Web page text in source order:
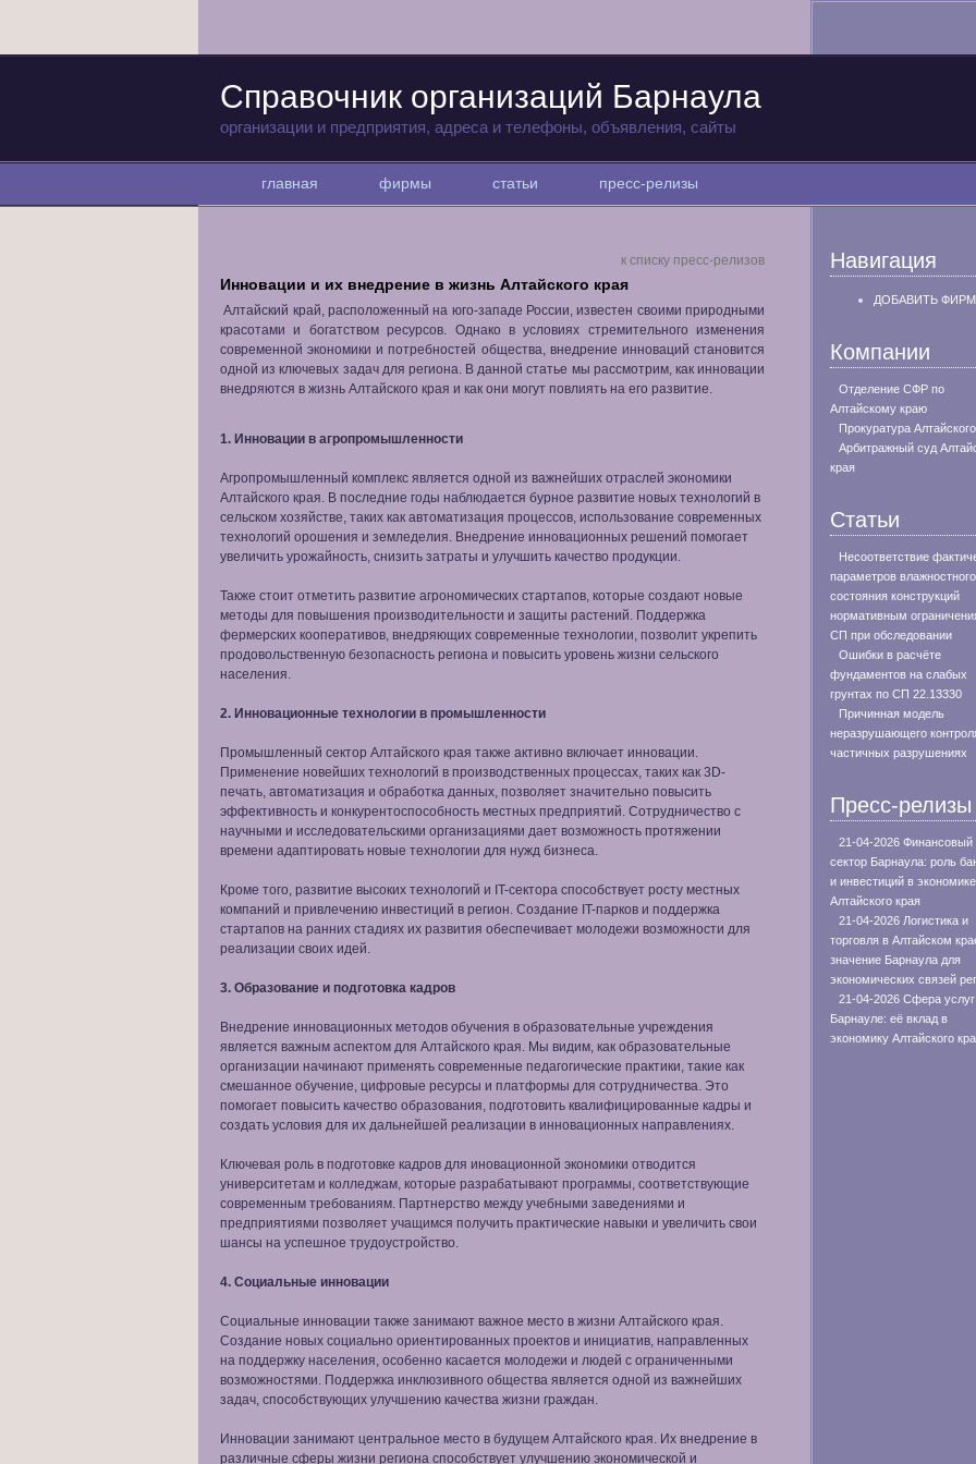
Справочник организаций Барнаула
организации и предприятия, адреса и телефоны, объявления, сайты
главная фирмы статьи пресс-релизы
к списку пресс-релизов
Инновации и их внедрение в жизнь Алтайского края
Алтайский край, расположенный на юго-западе России, известен своими природными
красотами и богатством ресурсов. Однако в условиях стремительного изменения
современной экономики и потребностей общества, внедрение инноваций становится
одной из ключевых задач для региона. В данной статье мы рассмотрим, как инновации
внедряются в жизнь Алтайского края и как они могут повлиять на его развитие.
1. Инновации в агропромышленности
Агропромышленный комплекс является одной из важнейших отраслей экономики
Алтайского края. В последние годы наблюдается бурное развитие новых технологий в
сельском хозяйстве, таких как автоматизация процессов, использование современных
технологий орошения и земледелия. Внедрение инновационных решений помогает
увеличить урожайность, снизить затраты и улучшить качество продукции.
Также стоит отметить развитие агрономических стартапов, которые создают новые
методы для повышения производительности и защиты растений. Поддержка
фермерских кооперативов, внедряющих современные технологии, позволит укрепить
продовольственную безопасность региона и повысить уровень жизни сельского
населения.
2. Инновационные технологии в промышленности
Промышленный сектор Алтайского края также активно включает инновации.
Применение новейших технологий в производственных процессах, таких как 3D-
печать, автоматизация и обработка данных, позволяет значительно повысить
эффективность и конкурентоспособность местных предприятий. Сотрудничество с
научными и исследовательскими организациями дает возможность протяжении
времени адаптировать новые технологии для нужд бизнеса.
Кроме того, развитие высоких технологий и IT-сектора способствует росту местных
компаний и привлечению инвестиций в регион. Создание IT-парков и поддержка
стартапов на ранних стадиях их развития обеспечивает молодежи возможности для
реализации своих идей.
3. Образование и подготовка кадров
Внедрение инновационных методов обучения в образовательные учреждения
является важным аспектом для Алтайского края. Мы видим, как образовательные
организации начинают применять современные педагогические практики, такие как
смешанное обучение, цифровые ресурсы и платформы для сотрудничества. Это
помогает повысить качество образования, подготовить квалифицированные кадры и
создать условия для их дальнейшей реализации в инновационных направлениях.
Ключевая роль в подготовке кадров для иновационной экономики отводится
университетам и колледжам, которые разрабатывают программы, соответствующие
современным требованиям. Партнерство между учебными заведениями и
предприятиями позволяет учащимся получить практические навыки и увеличить свои
шансы на успешное трудоустройство.
4. Социальные инновации
Социальные инновации также занимают важное место в жизни Алтайского края.
Создание новых социально ориентированных проектов и инициатив, направленных
на поддержку населения, особенно касается молодежи и людей с ограниченными
возможностями. Поддержка инклюзивного общества является одной из важнейших
задач, способствующих улучшению качества жизни граждан.
Инновации занимают центральное место в будущем Алтайского края. Их внедрение в
различные сферы жизни региона способствует улучшению экономической и
Навигация
ДОБАВИТЬ
Компании
Отделение СФР по
Алтайскому краю
Прокуратура
Арбитражный суд
края
Статьи
Несоответствие
параметров влажностного
состояния конструкций
нормативным
СП при обследовании
Ошибки в расчёте
фундаментов на слабых
грунтах по СП 22.13330
Причинная модель
неразрушающего
частичных разрушениях
Пресс-релизы
21-04-2026 Финансовый
сектор Барнаула: роль
и инвестиций в экономике
Алтайского края
21-04-2026 Логистика и
торговля в Алтайском
значение Барнаула для
экономических связей
21-04-2026 Сфера
Барнауле: её вклад в
экономику Алтайского